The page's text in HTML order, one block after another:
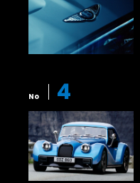
No 4